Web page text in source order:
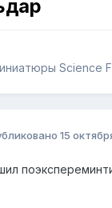
Science
15